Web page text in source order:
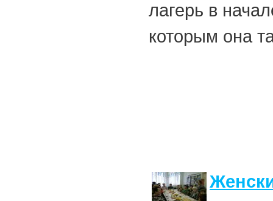
лагерь в
которым она